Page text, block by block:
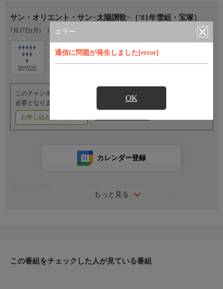
エラー
通信に問題が発生しました[error]
OK
サン・オリエント・サン−太陽讃歌−（’81年雪組・宝塚）
7月27日(月) 18:30〜19:30
タカラヅカ・スカイ・ステージ
このチャンネルのご視聴には、オプションチャンネル(有料)のご契約が
必要となります。
お申し込みはこちら
もっと見る
カレンダー登録
エキゾチシズム溢れるオリエントの世界を砂漠、太陽、風などの
この番組をチェックした人が見ている番組